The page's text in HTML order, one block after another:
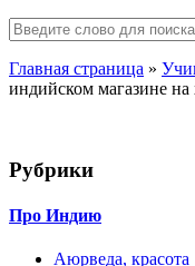
Главная страница »
индийском магазине на
Рубрики
Про Индию
Аюрведа, красота